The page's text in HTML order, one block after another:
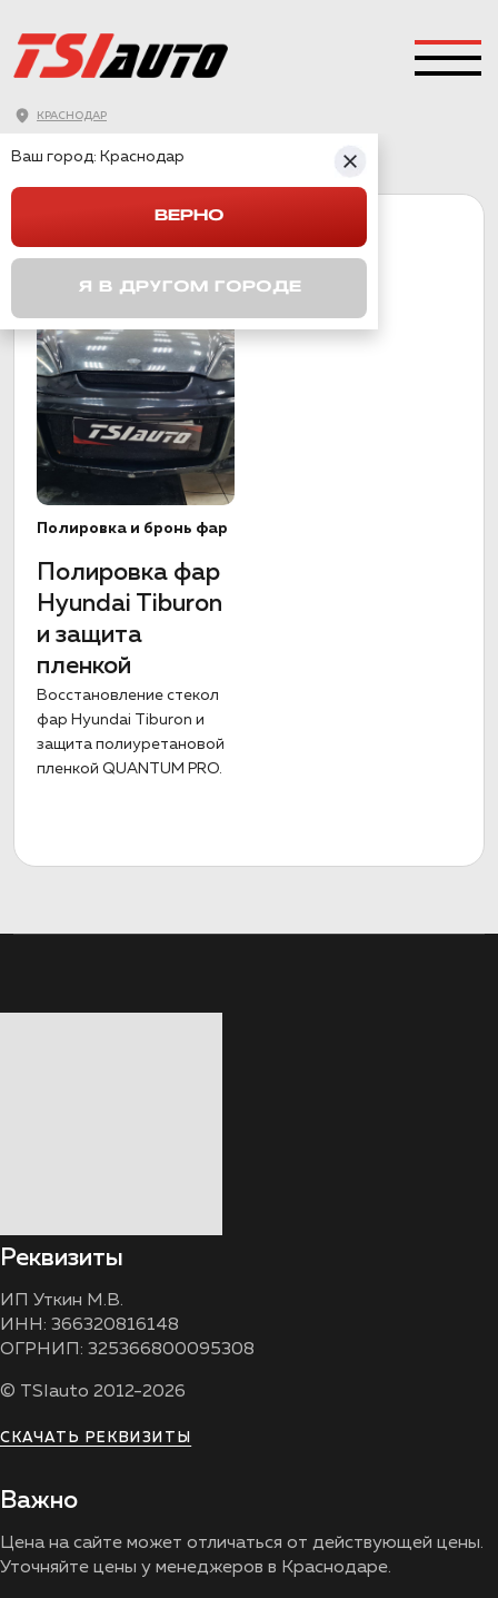
КРАСНОДАР
Полировка и бронь фар
Полировка фар
Hyundai Tiburon
и защита
пленкой
Восстановление стекол
фар Hyundai Tiburon и
защита полиуретановой
пленкой QUANTUM PRO.
Реквизиты
ИП Уткин М.В.
ИНН: 366320816148
ОГРНИП: 325366800095308
© TSIauto 2012-2026
СКАЧАТЬ РЕКВИЗИТЫ
Важно
Цена на сайте может отличаться от действующей цены.
Уточняйте цены у менеджеров в Краснодаре.
Ваш город: Краснодар
ВЕРНО
Я В ДРУГОМ ГОРОДЕ